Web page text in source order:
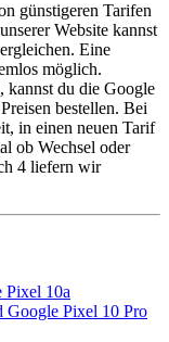
günstigeren Tarifen
Website kannst
Eine
möglich.
kannst du die Google
bestellen. Bei
in einen neuen Tarif
ob Wechsel oder
4 liefern wir
Pixel 10a
Google Pixel 10 Pro